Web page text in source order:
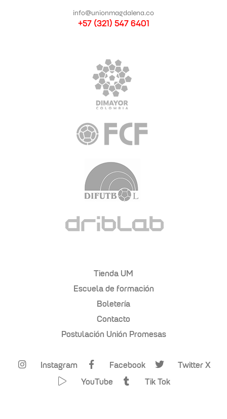
info@unionmagdalena.co
+57 (321) 547 6401
Tienda UM
Escuela de formación
Boletería
Contacto
Postulación Unión Promesas
Instagram Facebook
Twitter X
YouTube
Tik Tok